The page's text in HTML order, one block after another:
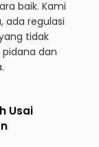
baik. Kami
ada regulasi
tidak
dan
Usai